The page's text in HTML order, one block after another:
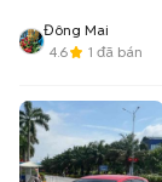
Đông Mai
4.6
1 đã bán